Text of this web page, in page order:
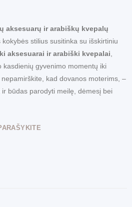
aksesuarų ir arabiškų kvepalų
stilius susitinka su išskirtiniu
aksesuarai ir arabiški kvepalai
gyvenimo momentų iki
kad dovanos moterims, –
būdas parodyti meilę, dėmesį bei